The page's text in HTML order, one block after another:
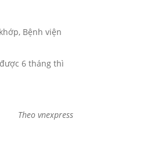
Bệnh viện
6 tháng thì
Theo vnexpress